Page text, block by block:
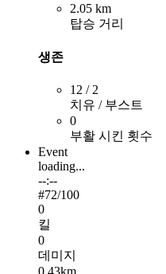
2.05 km
탑승 거리
생존
12 / 2
치유 / 부스트
0
부활 시킨 횟수
Event
loading...
--:--
#72/100
0
킬
0
데미지